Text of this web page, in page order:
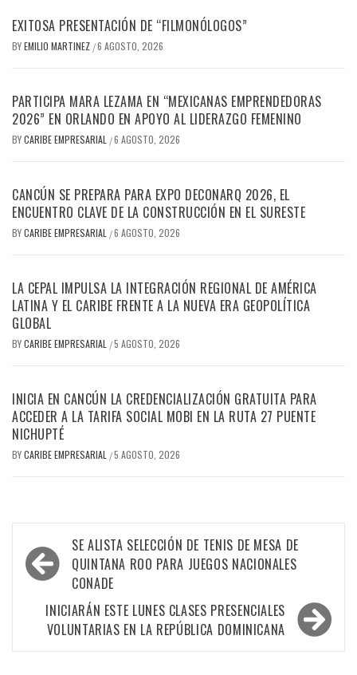
EXITOSA PRESENTACIÓN DE “FILMONÓLOGOS”
BYEMILIO MARTINEZ /6 AGOSTO, 2026
PARTICIPA MARA LEZAMA EN “MEXICANAS EMPRENDEDORAS
2026” EN ORLANDO EN APOYO AL LIDERAZGO FEMENINO
BYCARIBE EMPRESARIAL /6 AGOSTO, 2026
CANCÚN SE PREPARA PARA EXPO DECONARQ 2026, EL
ENCUENTRO CLAVE DE LA CONSTRUCCIÓN EN EL SURESTE
BYCARIBE EMPRESARIAL /6 AGOSTO, 2026
LA CEPAL IMPULSA LA INTEGRACIÓN REGIONAL DE AMÉRICA
LATINA Y EL CARIBE FRENTE A LA NUEVA ERA GEOPOLÍTICA
GLOBAL
BYCARIBE EMPRESARIAL /5 AGOSTO, 2026
INICIA EN CANCÚN LA CREDENCIALIZACIÓN GRATUITA PARA
ACCEDER A LA TARIFA SOCIAL MOBI EN LA RUTA 27 PUENTE
NICHUPTÉ
BYCARIBE EMPRESARIAL /5 AGOSTO, 2026
Navegación
de
entradas
SE ALISTA SELECCIÓN DE TENIS DE MESA DE
QUINTANA ROO PARA JUEGOS NACIONALES
CONADE
INICIARÁN ESTE LUNES CLASES PRESENCIALES
VOLUNTARIAS EN LA REPÚBLICA DOMINICANA